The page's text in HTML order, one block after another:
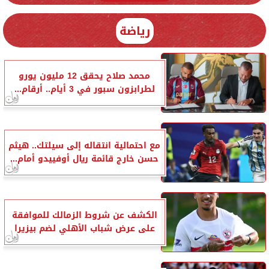
رياضة
محمد صلاح يحقق 12 مليون يورو
لطرابزون سبور في 3 أيام.. أرقام...
مع احتمالية انتقاله إلى سيلتك.. هيثم
حسن خارج قائمة ريال أوفييدو أمام...
الكشف عن شروط الزمالك للموافقة
على عرض شباب الأهلي لضم بيزيرا